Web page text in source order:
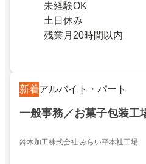
未経験OK
土日休み
残業月20時間以内
新着アルバイト・パート
一般事務／お菓子包装工
鈴木加工株式会社 みらい平本社工場